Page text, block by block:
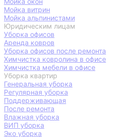
Мойка витрин
Мойка альпинистами
Юридическим лицам
Уборка офисов
Аренда ковров
Уборка офисов после ремонта
Химчистка ковролина в офисе
Химчистка мебели в офисе
Уборка квартир
Генеральная уборка
Регулярная уборка
Поддерживающая
После ремонта
Влажная уборка
ВИП уборка
Эко уборка